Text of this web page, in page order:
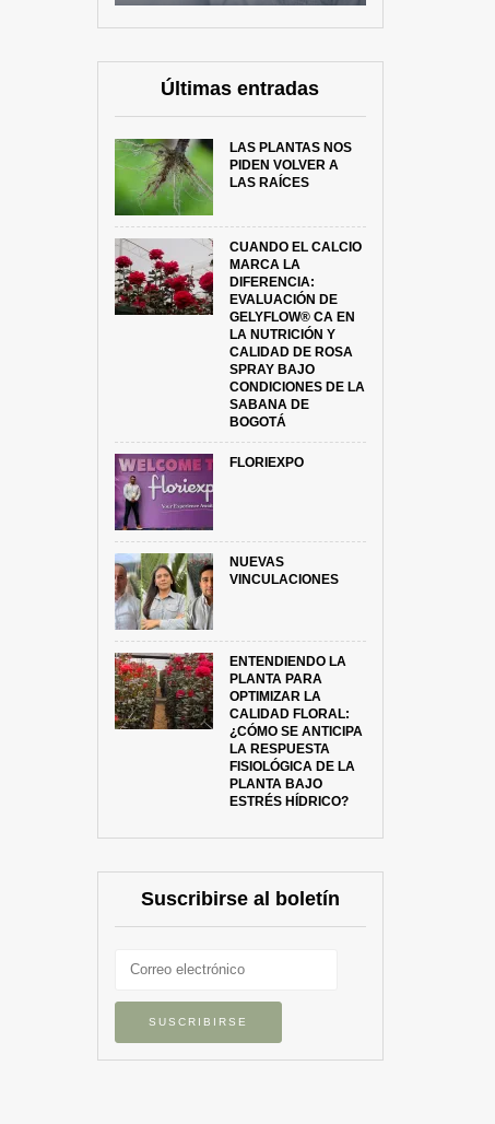
Últimas entradas
LAS PLANTAS NOS
PIDEN VOLVER A
LAS RAÍCES
CUANDO EL CALCIO
MARCA LA
DIFERENCIA:
EVALUACIÓN DE
GELYFLOW® CA EN
LA NUTRICIÓN Y
CALIDAD DE ROSA
SPRAY BAJO
CONDICIONES DE LA
SABANA DE
BOGOTÁ
FLORIEXPO
NUEVAS
VINCULACIONES
ENTENDIENDO LA
PLANTA PARA
OPTIMIZAR LA
CALIDAD FLORAL:
¿CÓMO SE ANTICIPA
LA RESPUESTA
FISIOLÓGICA DE LA
PLANTA BAJO
ESTRÉS HÍDRICO?
Suscribirse al boletín